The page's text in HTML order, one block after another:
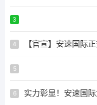
3
4 【官宣】安速国际
5
6 实力彰显！安速国